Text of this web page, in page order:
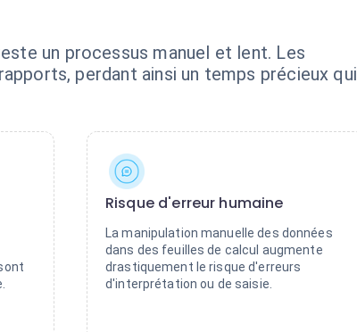
un processus manuel et lent. Les
perdant ainsi un temps précieux qui
Risque d'erreur humaine
La manipulation manuelle des données
dans des feuilles de calcul augmente
drastiquement le risque d'erreurs
d'interprétation ou de saisie.